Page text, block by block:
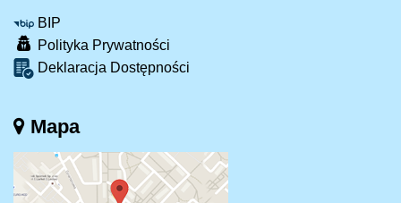
BIP
Polityka Prywatności
Deklaracja Dostępności
Mapa